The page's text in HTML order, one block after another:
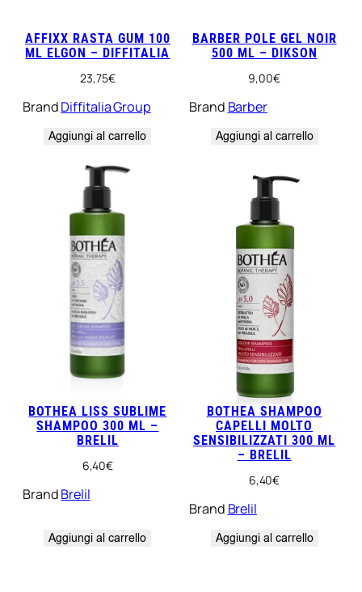
AFFIXX RASTA GUM 100
ML ELGON – DIFFITALIA
23,75€
BrandDiffitalia Group
Aggiungi al carrello
BARBER POLE GEL NOIR
500 ML – DIKSON
9,00€
Brand Barber
Aggiungi al carrello
BOTHEA LISS SUBLIME
SHAMPOO 300 ML –
BRELIL
6,40€
BrandBrelil
Aggiungi al carrello
BOTHEA SHAMPOO
CAPELLI MOLTO
SENSIBILIZZATI 300 ML
– BRELIL
6,40€
Brand Brelil
Aggiungi al carrello